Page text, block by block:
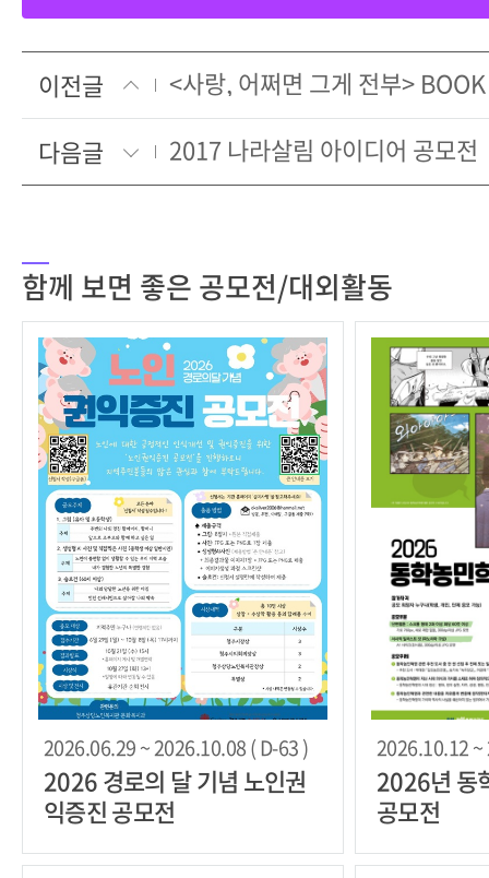
이전글
다음글
2017 나라살림 아이디어 공모전
함께 보면 좋은 공모전/대외활동
2026.06.29 ~ 2026.10.08 ( D-63 )
2026 경로의 달 기념 노인권
익증진 공모전
2026.10.12 ~
2026년 동
공모전